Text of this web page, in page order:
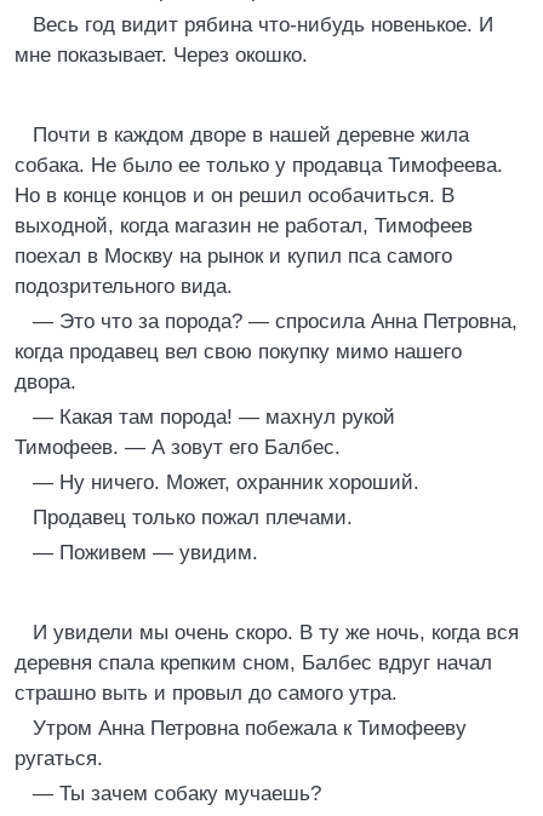
Весь год видит рябина что-нибудь новенькое. И
мне показывает. Через окошко.
Почти в каждом дворе в нашей деревне жила
собака. Не было ее только у продавца Тимофеева.
Но в конце концов и он решил особачиться. В
выходной, когда магазин не работал, Тимофеев
поехал в Москву на рынок и купил пса самого
подозрительного вида.
— Это что за порода? — спросила Анна Петровна,
когда продавец вел свою покупку мимо нашего
двора.
— Какая там порода! — махнул рукой
Тимофеев. — А зовут его Балбес.
— Ну ничего. Может, охранник хороший.
Продавец только пожал плечами.
— Поживем — увидим.
И увидели мы очень скоро. В ту же ночь, когда вся
деревня спала крепким сном, Балбес вдруг начал
страшно выть и провыл до самого утра.
Утром Анна Петровна побежала к Тимофееву
ругаться.
— Ты зачем собаку мучаешь?